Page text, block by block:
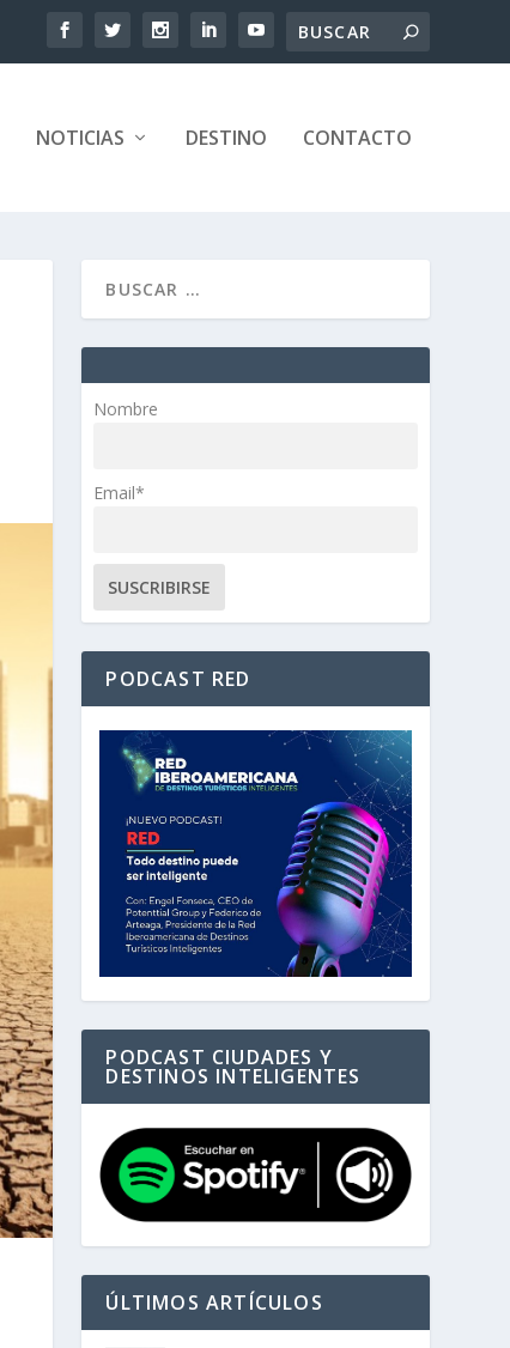
NOTICIAS DESTINO CONTACTO
Nombre
Email*
PODCAST RED
PODCAST CIUDADES Y
DESTINOS INTELIGENTES
ÚLTIMOS ARTÍCULOS